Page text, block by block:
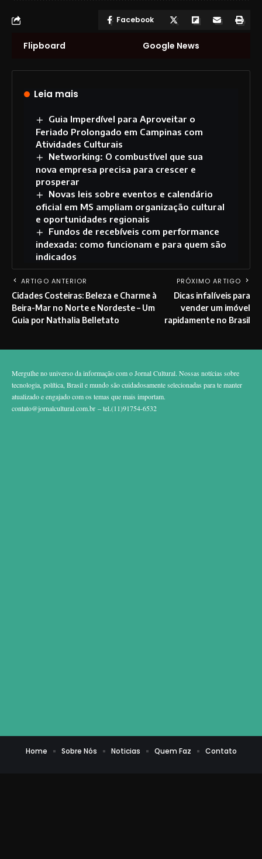
Facebook
Flipboard Google News
Leia mais
Guia Imperdível para Aproveitar o
Feriado Prolongado em Campinas com
Atividades Culturais
Networking: O combustível que sua
nova empresa precisa para crescer e
prosperar
Novas leis sobre eventos e calendário
oficial em MS ampliam organização cultural
e oportunidades regionais
Fundos de recebíveis com performance
indexada: como funcionam e para quem são
indicados
ARTIGO ANTERIOR
Cidades Costeiras: Beleza e Charme à
Beira-Mar no Norte e Nordeste – Um
Guia por Nathalia Belletato
PRÓXIMO ARTIGO
Dicas infalíveis para
vender um imóvel
rapidamente no Brasil
Mergulhe no universo da informação com o Jornal Cultural. Nossas notícias sobre
tecnologia, política, Brasil e mundo são cuidadosamente selecionadas para te manter
atualizado e engajado com os temas que mais importam.
contato@jornalcultural.com.br – tel.(11)91754-6532
Home Sobre Nós Noticias Quem Faz Contato